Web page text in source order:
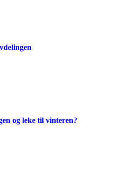
og leke til vinteren?